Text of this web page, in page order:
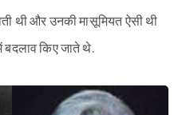
थी और उनकी मासूमियत ऐसी थी
किए जाते थे.